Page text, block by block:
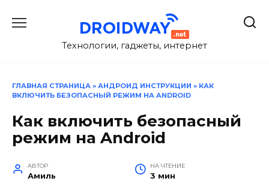
Технологии, гаджеты, интернет
ГЛАВНАЯ СТРАНИЦА » АНДРОИД ИНСТРУКЦИИ » КАК
ВКЛЮЧИТЬ БЕЗОПАСНЫЙ РЕЖИМ НА ANDROID
Как включить безопасный
режим на Android
АВТОР
Амиль
НА ЧТЕНИЕ
3 мин